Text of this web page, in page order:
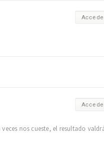
nos cueste, el resultado